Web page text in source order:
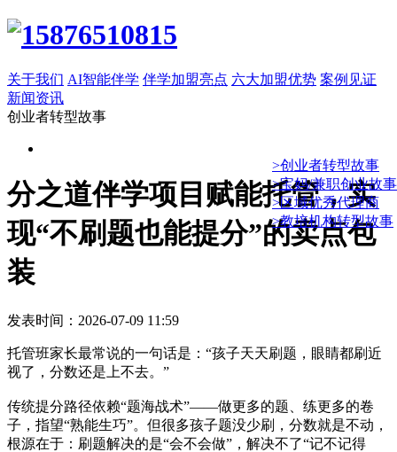
关于我们 AI智能伴学 伴学加盟亮点 六大加盟优势 案例见证
新闻资讯
创业者转型故事
>创业者转型故事
>宝妈/兼职创业故事
>区域优秀代理商
>教培机构转型故事
分之道伴学项目赋能托管，实
现“不刷题也能提分”的卖点包
装
发表时间：2026-07-09 11:59
托管班家长最常说的一句话是：“孩子天天刷题，眼睛都刷近
视了，分数还是上不去。”
传统提分路径依赖“题海战术”——做更多的题、练更多的卷
子，指望“熟能生巧”。但很多孩子题没少刷，分数就是不动，
根源在于：刷题解决的是“会不会做”，解决不了“记不记得